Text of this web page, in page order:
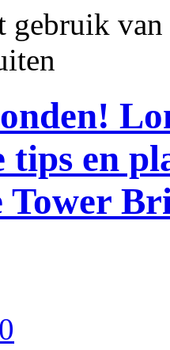
gebruik
tips en
Tower